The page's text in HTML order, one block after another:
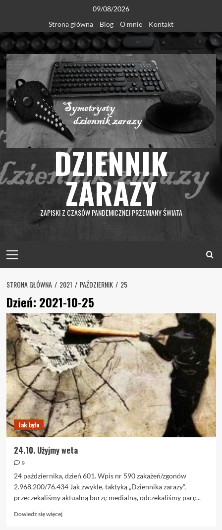
content
09/08/2026
Strona główna
Blog O mnie Kontakt
DZIENNIK
ZARAZY
ZAPISKI Z CZASÓW PANDEMICZNEJ PRZEMIANY ŚWIATA
Menu
STRONA GŁÓWNA 2021 PAŹDZIERNIK 25
Dzień: 2021-10-25
Jak było
24.10. Użyjmy weta
9
24 października, dzień 601. Wpis nr 590 zakażeń/zgonów
2.968.200/76.434 Jak zwykle, taktyką „Dziennika zarazy”,
przeczekaliśmy aktualną burzę medialną, odczekaliśmy parę...
Dowiedz się więcejDowiedz